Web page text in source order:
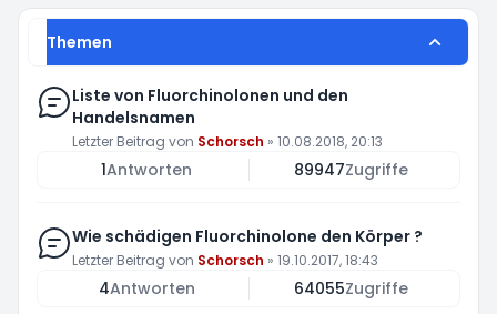
Themen
Liste von Fluorchinolonen und den
Handelsnamen
Letzter Beitrag von Schorsch » 10.08.2018, 20:13
1Antworten 89947Zugriffe
Wie schädigen Fluorchinolone den Körper ?
Letzter Beitrag von Schorsch » 19.10.2017, 18:43
4Antworten 64055Zugriffe